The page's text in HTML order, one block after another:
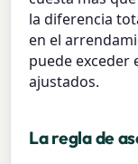
la diferencia
en el
puede exceder
ajustados.
La regla de